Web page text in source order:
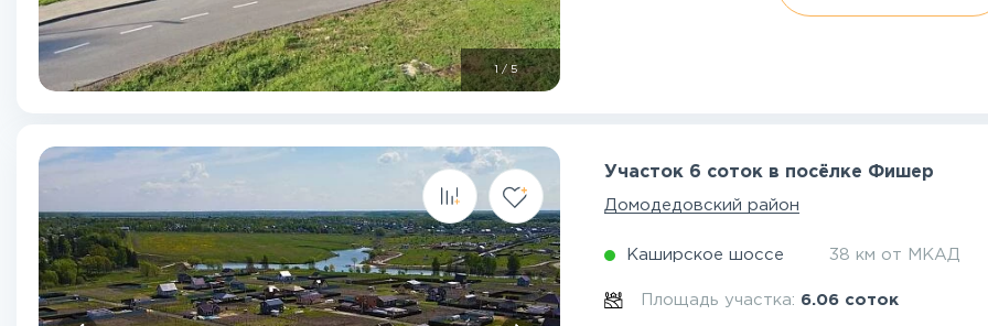
1/5
Участок 6 соток в посёлке Фишер
Домодедовский район
Каширское шоссе 38 км от МКАД
Площадь участка: 6.06 соток